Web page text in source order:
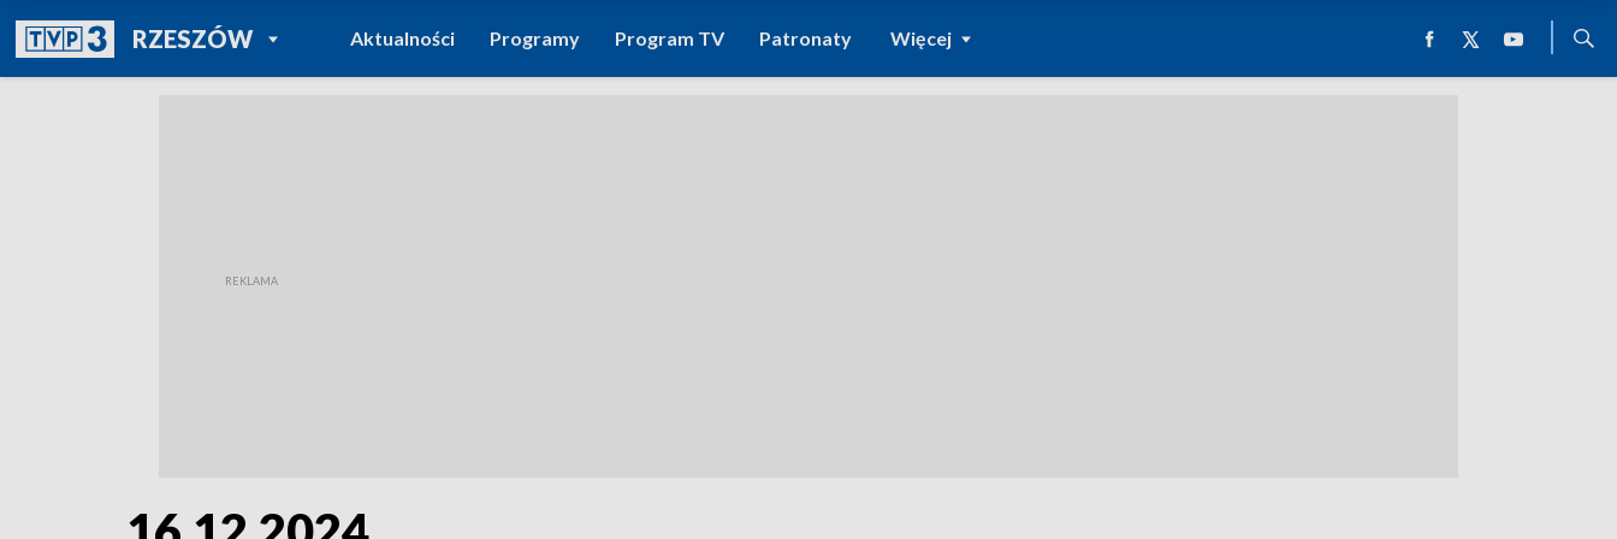
RZESZÓWPOWRÓT DO
TVP REGIONY
Aktualności Programy Program TV Patronaty Więcej